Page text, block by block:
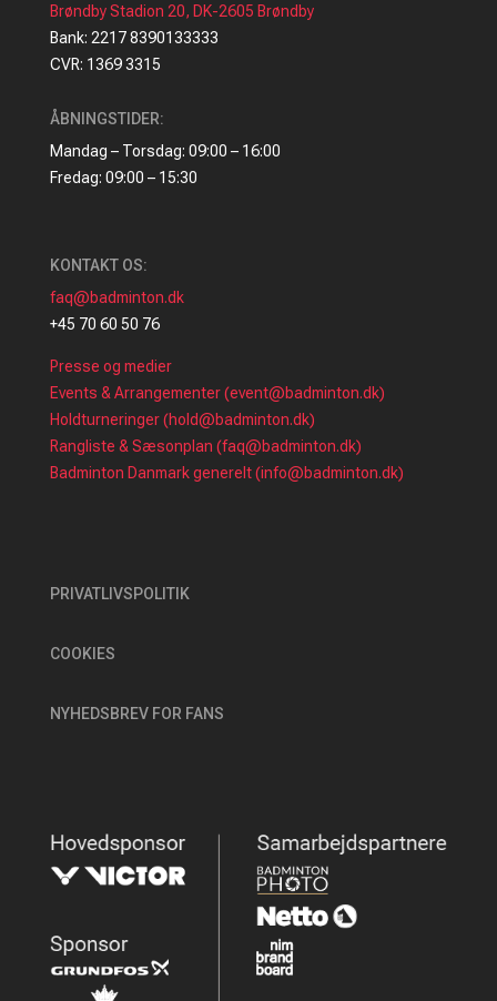
Brøndby Stadion 20, DK-2605 Brøndby
Bank: 2217 8390133333
CVR: 1369 3315
ÅBNINGSTIDER:
Mandag – Torsdag: 09:00 – 16:00
Fredag: 09:00 – 15:30
KONTAKT OS:
faq@badminton.dk
+45 70 60 50 76
Presse og medier
Events & Arrangementer (event@badminton.dk)
Holdturneringer (hold@badminton.dk)
Rangliste & Sæsonplan (faq@badminton.dk)
Badminton Danmark generelt (info@badminton.dk)
PRIVATLIVSPOLITIK
COOKIES
NYHEDSBREV FOR FANS